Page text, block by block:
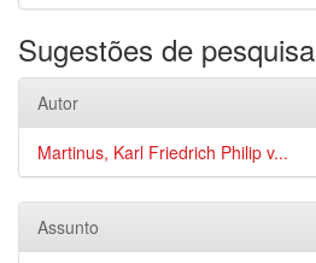
Sugestões de pesquisa
Autor
Martinus, Karl Friedrich Philip v...
Assunto